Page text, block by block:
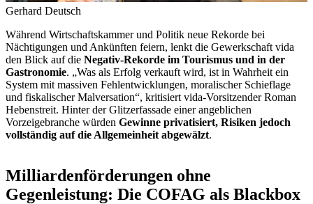
Gerhard Deutsch
Während Wirtschaftskammer und Politik neue Rekorde bei
Nächtigungen und Ankünften feiern, lenkt die Gewerkschaft vida
den Blick auf die Negativ-Rekorde im Tourismus und in der
Gastronomie. „Was als Erfolg verkauft wird, ist in Wahrheit ein
System mit massiven Fehlentwicklungen, moralischer Schieflage
und fiskalischer Malversation“, kritisiert vida-Vorsitzender Roman
Hebenstreit. Hinter der Glitzerfassade einer angeblichen
Vorzeigebranche würden Gewinne privatisiert, Risiken jedoch
vollständig auf die Allgemeinheit abgewälzt.
Milliardenförderungen ohne
Gegenleistung: Die COFAG als Blackbox